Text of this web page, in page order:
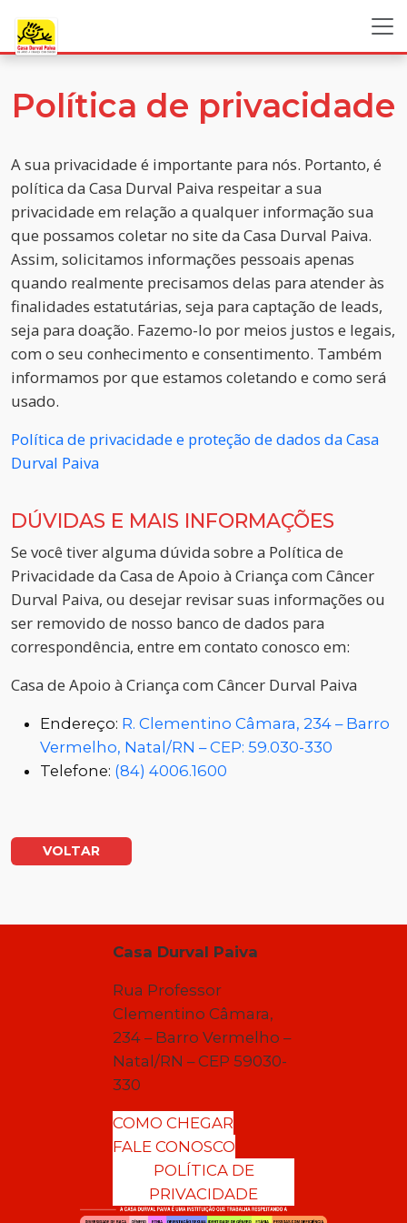
Política de privacidade
A sua privacidade é importante para nós. Portanto, é
política da Casa Durval Paiva respeitar a sua
privacidade em relação a qualquer informação sua
que possamos coletar no site da Casa Durval Paiva.
Assim, solicitamos informações pessoais apenas
quando realmente precisamos delas para atender às
finalidades estatutárias, seja para captação de leads,
seja para doação. Fazemo-lo por meios justos e legais,
com o seu conhecimento e consentimento. Também
informamos por que estamos coletando e como será
usado.
Política de privacidade e proteção de dados da Casa
Durval Paiva
DÚVIDAS E MAIS INFORMAÇÕES
Se você tiver alguma dúvida sobre a Política de
Privacidade da Casa de Apoio à Criança com Câncer
Durval Paiva, ou desejar revisar suas informações ou
ser removido de nosso banco de dados para
correspondência, entre em contato conosco em:
Casa de Apoio à Criança com Câncer Durval Paiva
Endereço: R. Clementino Câmara, 234 – Barro
Vermelho, Natal/RN – CEP: 59.030-330
Telefone: (84) 4006.1600
VOLTAR
Casa Durval Paiva
Rua Professor
Clementino Câmara,
234 – Barro Vermelho –
Natal/RN – CEP 59030-
330
COMO CHEGAR
FALE CONOSCO
POLÍTICA DE
PRIVACIDADE